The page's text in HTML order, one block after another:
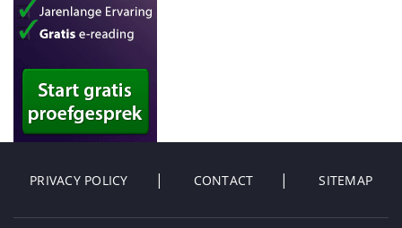
PRIVACY POLICY CONTACT SITEMAP